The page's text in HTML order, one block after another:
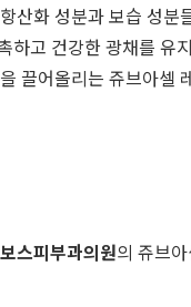
화 성분과 보습 성
고 건강한 광채를
끌어올리는 쥬브아셀
보스피부과의원의 쥬브